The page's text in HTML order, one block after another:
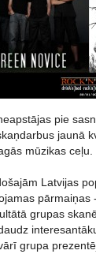
pie
jaunā
mūzikas ceļu.
Latvijas
pārmaiņas
grupas
grupa